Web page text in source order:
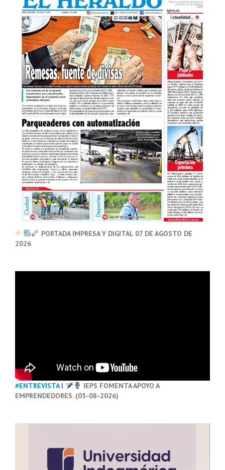
PORTADA IMPRESA Y DIGITAL 07 DE AGOSTO DE
2026
#ENTREVISTA|
IEPS FOMENTA APOYO A
EMPRENDEDORES. (05-08-2026)